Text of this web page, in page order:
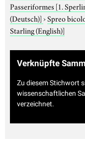
Passeriformes [1.
(Deutsch)]›Spreo
Starling (English)]
Verknüpfte
Zu diesem Stichwort
wissenschaftlichen
verzeichnet.